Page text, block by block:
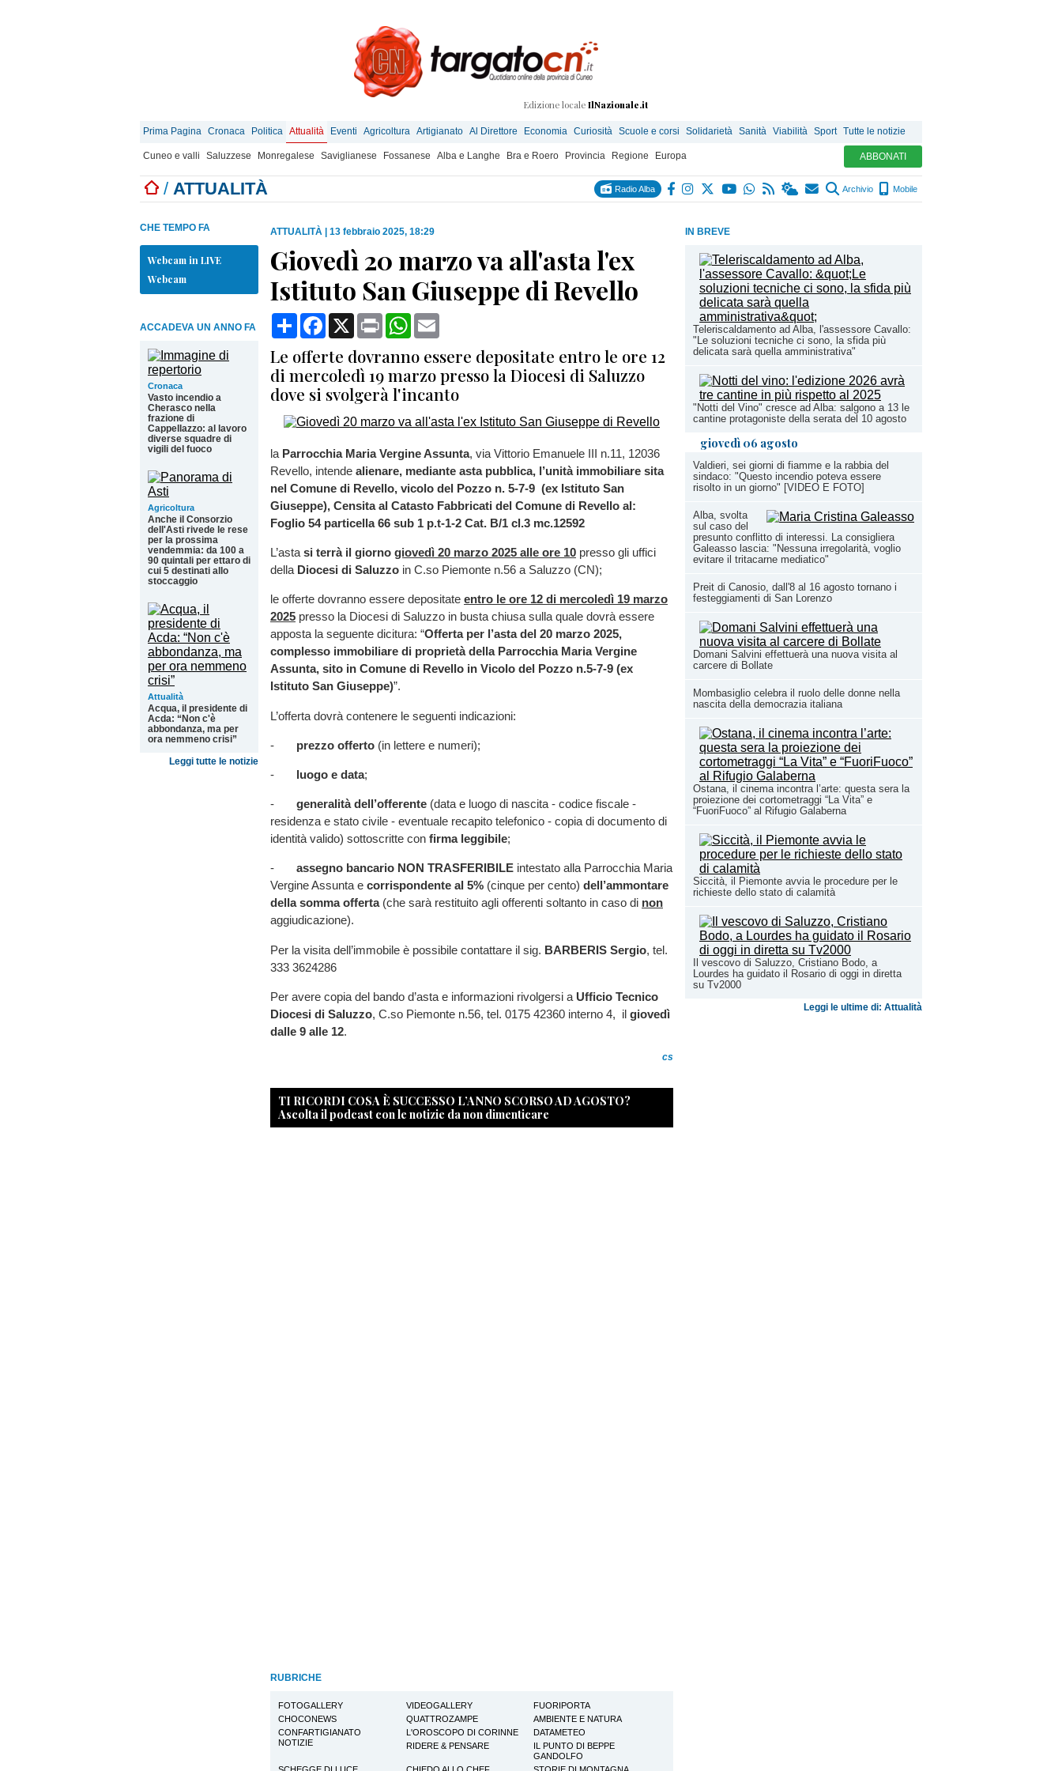
Edizione locale IlNazionale.it
Prima Pagina Cronaca Politica Attualità Eventi Agricoltura Artigianato Al Direttore Economia Curiosità Scuole e corsi Solidarietà Sanità Viabilità Sport Tutte le notizie
Cuneo e valli Saluzzese Monregalese Saviglianese Fossanese Alba e Langhe Bra e Roero Provincia Regione Europa ABBONATI
/ ATTUALITÀ Radio Alba Archivio Mobile
IN BREVE
Teleriscaldamento ad Alba, l'assessore Cavallo:
"Le soluzioni tecniche ci sono, la sfida più
delicata sarà quella amministrativa"
"Notti del Vino" cresce ad Alba: salgono a 13 le
cantine protagoniste della serata del 10 agosto
giovedì 06 agosto
Valdieri, sei giorni di fiamme e la rabbia del
sindaco: "Questo incendio poteva essere
risolto in un giorno" [VIDEO E FOTO]
Alba, svolta
sul caso del
presunto conflitto di interessi. La consigliera
Galeasso lascia: "Nessuna irregolarità, voglio
evitare il tritacarne mediatico"
Preit di Canosio, dall'8 al 16 agosto tornano i
festeggiamenti di San Lorenzo
Domani Salvini effettuerà una nuova visita al
carcere di Bollate
Mombasiglio celebra il ruolo delle donne nella
nascita della democrazia italiana
Ostana, il cinema incontra l’arte: questa sera la
proiezione dei cortometraggi “La Vita” e
“FuoriFuoco” al Rifugio Galaberna
Siccità, il Piemonte avvia le procedure per le
richieste dello stato di calamità
Il vescovo di Saluzzo, Cristiano Bodo, a
Lourdes ha guidato il Rosario di oggi in diretta
su Tv2000
Leggi le ultime di: Attualità
CHE TEMPO FA
Webcam in LIVE
Webcam
ACCADEVA UN ANNO FA
Cronaca
Vasto incendio a
Cherasco nella
frazione di
Cappellazzo: al lavoro
diverse squadre di
vigili del fuoco
Agricoltura
Anche il Consorzio
dell'Asti rivede le rese
per la prossima
vendemmia: da 100 a
90 quintali per ettaro di
cui 5 destinati allo
stoccaggio
Attualità
Acqua, il presidente di
Acda: “Non c'è
abbondanza, ma per
ora nemmeno crisi”
Leggi tutte le notizie
ATTUALITÀ 13 febbraio 2025, 18:29
Giovedì 20 marzo va all'asta l'ex
Istituto San Giuseppe di Revello
CondividiFacebook
X Print WhatsApp
Le offerte dovranno essere depositate entro le ore 12
di mercoledì 19 marzo presso la Diocesi di Saluzzo
dove si svolgerà l'incanto
la Parrocchia Maria Vergine Assunta, via Vittorio Emanuele III n.11, 12036
Revello, intende alienare, mediante asta pubblica, l’unità immobiliare sita
nel Comune di Revello, vicolo del Pozzo n. 5-7-9 (ex Istituto San
Giuseppe), Censita al Catasto Fabbricati del Comune di Revello al:
Foglio 54 particella 66 sub 1 p.t-1-2 Cat. B/1 cl.3 mc.12592
L’asta si terrà il giorno giovedì 20 marzo 2025 alle ore 10 presso gli uffici
della Diocesi di Saluzzo in C.so Piemonte n.56 a Saluzzo (CN);
le offerte dovranno essere depositate entro le ore 12 di mercoledì 19 marzo
2025 presso la Diocesi di Saluzzo in busta chiusa sulla quale dovrà essere
apposta la seguente dicitura: “Offerta per l’asta del 20 marzo 2025,
complesso immobiliare di proprietà della Parrocchia Maria Vergine
Assunta, sito in Comune di Revello in Vicolo del Pozzo n.5-7-9 (ex
Istituto San Giuseppe)”.
L’offerta dovrà contenere le seguenti indicazioni:
- prezzo offerto (in lettere e numeri);
- luogo e data;
- generalità dell’offerente (data e luogo di nascita - codice fiscale -
residenza e stato civile - eventuale recapito telefonico - copia di documento di
identità valido) sottoscritte con firma leggibile;
- assegno bancario NON TRASFERIBILE intestato alla Parrocchia Maria
Vergine Assunta e corrispondente al 5% (cinque per cento) dell’ammontare
della somma offerta(che sarà restituito agli offerenti soltanto in caso di non
aggiudicazione).
Per la visita dell’immobile è possibile contattare il sig. BARBERIS Sergio, tel.
333 3624286
Per avere copia del bando d’asta e informazioni rivolgersi a Ufficio Tecnico
Diocesi di Saluzzo, C.so Piemonte n.56, tel. 0175 42360 interno 4, il giovedì
dalle 9 alle 12.
cs
TI RICORDI COSA È SUCCESSO L’ANNO SCORSO AD AGOSTO?
Ascolta il podcast con le notizie da non dimenticare
RUBRICHE
FOTOGALLERY VIDEOGALLERY
FUORIPORTA
CHOCONEWS
QUATTROZAMPE
AMBIENTE E NATURA
CONFARTIGIANATO
NOTIZIE
L'OROSCOPO DI CORINNE
DATAMETEO
RIDERE & PENSARE
IL PUNTO DI BEPPE
GANDOLFO